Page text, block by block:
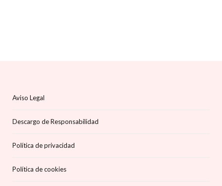
Aviso Legal
Descargo de Responsabilidad
Política de privacidad
Política de cookies